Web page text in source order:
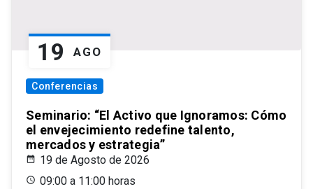
19 AGO
Conferencias
Seminario: “El Activo que Ignoramos: Cómo
el envejecimiento redefine talento,
mercados y estrategia”
19 de Agosto de 2026
09:00 a 11:00 horas